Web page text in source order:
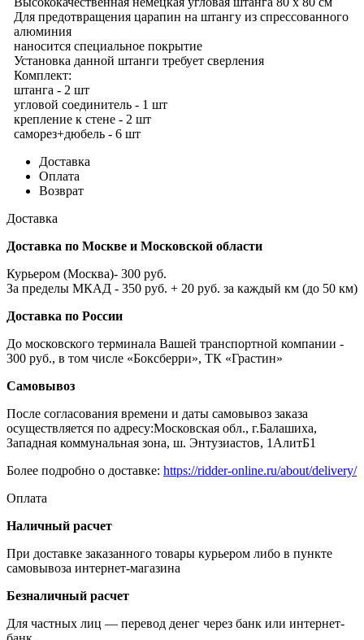
Для предотвращения царапин на штангу из спрессованного
алюминия
наносится специальное покрытие
Установка данной штанги требует сверления
Комплект:
штанга - 2 шт
угловой соединитель - 1 шт
крепление к стене - 2 шт
саморез+дюбель - 6 шт
Доставка
Оплата
Возврат
Доставка
Доставка по Москве и Московской области
Курьером (Москва)- 300 руб.
За пределы МКАД - 350 руб. + 20 руб. за каждый км (до 50 км)
Доставка по России
До московского терминала Вашей транспортной компании -
300 руб., в том числе «Боксберри», ТК «Грастин»
Самовывоз
После согласования времени и даты самовывоз заказа
осуществляется по адресу:Московская обл., г.Балашиха,
Западная коммунальная зона, ш. Энтузиастов, 1АлитБ1
Более подробно о доставке: https://ridder-online.ru/about/delivery/
Оплата
Наличный расчет
При доставке заказанного товары курьером либо в пункте
самовывоза интернет-магазина
Безналичный расчет
Для частных лиц — перевод денег через банк или интернет-